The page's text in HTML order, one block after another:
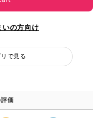
いの方向け
で見る
価